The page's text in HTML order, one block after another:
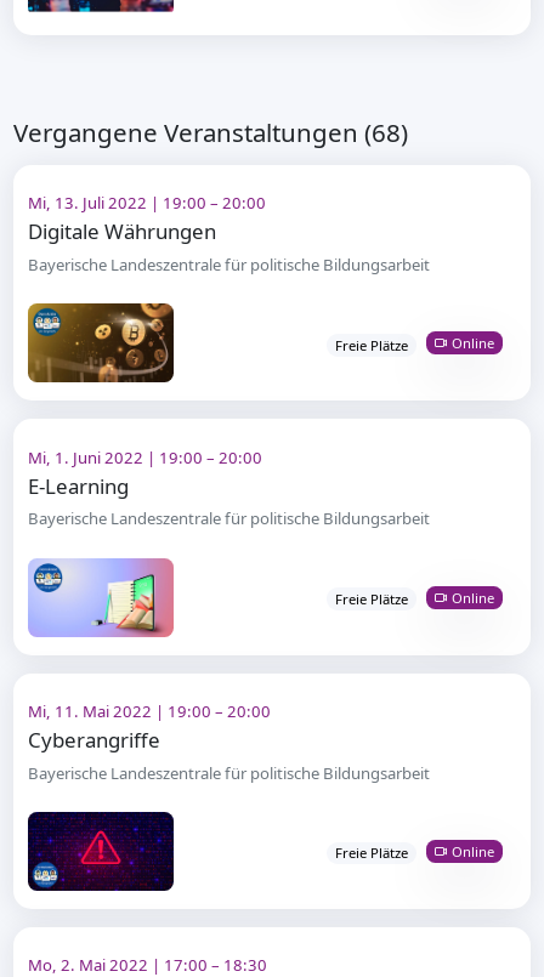
Vergangene Veranstaltungen (68)
Mi, 13. Juli 2022 | 19:00 – 20:00
Digitale Währungen
Bayerische Landeszentrale für politische Bildungsarbeit
Freie Plätze Online
Mi, 1. Juni 2022 | 19:00 – 20:00
E-Learning
Bayerische Landeszentrale für politische Bildungsarbeit
Freie Plätze Online
Mi, 11. Mai 2022 | 19:00 – 20:00
Cyberangriffe
Bayerische Landeszentrale für politische Bildungsarbeit
Freie Plätze Online
Mo, 2. Mai 2022 | 17:00 – 18:30